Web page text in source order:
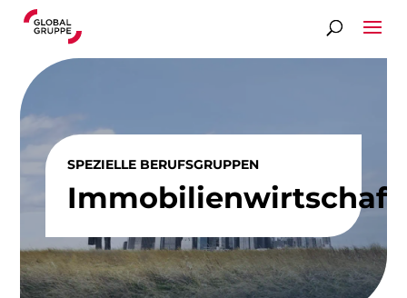
SPEZIELLE BERUFSGRUPPEN
Immobilienwirtschaft